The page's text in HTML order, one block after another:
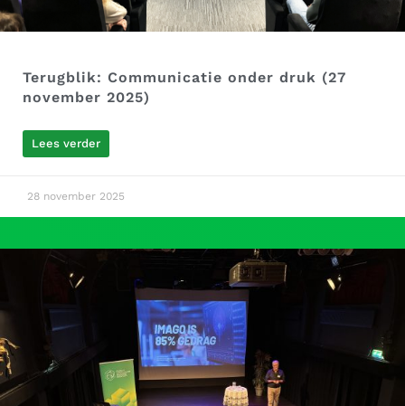
Terugblik: Communicatie onder druk (27
november 2025)
Lees verder
28 november 2025